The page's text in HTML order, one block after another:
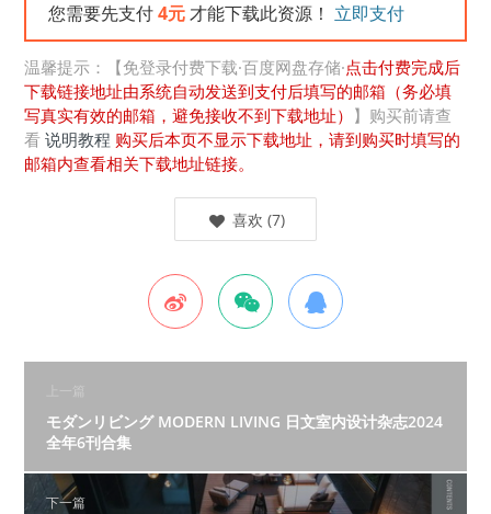
您需要先支付4元才能下载此资源！ 立即支付
温馨提示：【免登录付费下载·百度网盘存储·点击付费完成后
下载链接地址由系统自动发送到支付后填写的邮箱（务必填
写真实有效的邮箱，避免接收不到下载地址） 】购买前请查
看 说明教程 购买后本页不显示下载地址，请到购买时填写的
邮箱内查看相关下载地址链接。
喜欢 (7)
上一篇
モダンリビング MODERN LIVING 日文室内设计杂志2024
全年6刊合集
下一篇